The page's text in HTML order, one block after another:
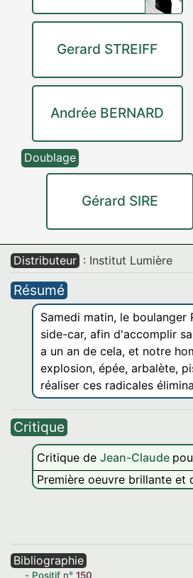
Gerard STREIFF
Andrée BERNARD
Doublage
Gérard SIRE
Distributeur : Institut Lumière
Résumé
Samedi matin, le
side-car, afin d'accomplir
a un an de cela, et notre
explosion, épée, arbalète,
réaliser ces radicales
Critique
Critique de Jean-Claude
Première oeuvre brillante et
Bibliographie
Positif n° 150